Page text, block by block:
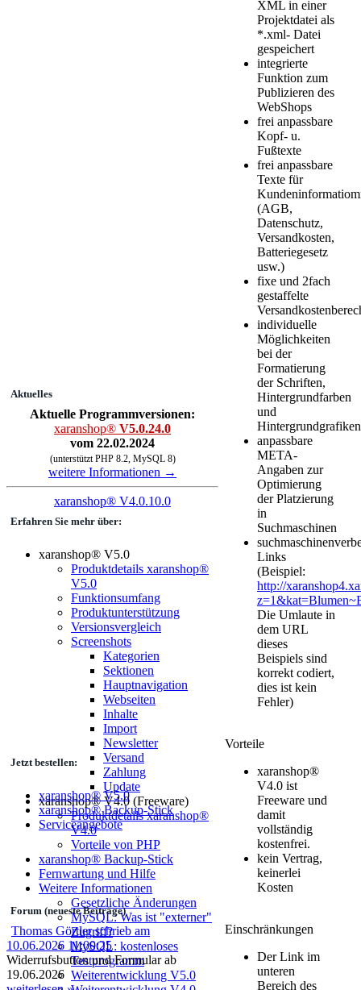
Aktuelles
Aktuelle Programmversionen:
xaranshop® V5.0.24.0
vom 22.02.2024
(unterstützt PHP 8.2, MySQL 8)
weitere Informationen →
xaranshop® V4.0.10.0
Erfahren Sie mehr über:
xaranshop® V5.0
Produktdetails xaranshop®
V5.0
Funktionsumfang
Produktunterstützung
Versionsvergleich
Screenshots
Kategorien
Sektionen
Hauptnavigation
Webseiten
Inhalte
Import
Newsletter
Versand
Zahlung
Update
xaranshop® V4.0 (Freeware)
Produktdetails xaranshop®
V4.0
Vorteile von PHP
xaranshop® Backup-Stick
Fernwartung und Hilfe
Weitere Informationen
Gesetzliche Änderungen
MySQL: Was ist "externer"
Zugriff?
MySQL: kostenloses
Testprogramm
Weiterentwicklung V5.0
Jetzt bestellen:
xaranshop® V5.0
xaranshop® Backup-Stick
Serviceangebote
Forum (neueste Beiträge)
Thomas Görtler schrieb am
10.06.2026 11:00:25
Widerrufsbutton und Formular ab
19.06.2026
XML in einer
Projektdatei als
*.xml- Datei
gespeichert
integrierte
Funktion zum
Publizieren des
WebShops
frei anpassbare
Kopf- u.
Fußtexte
frei anpassbare
Texte für
(AGB,
Datenschutz,
Versandkosten,
Batteriegesetz
usw.)
fixe und 2fach
gestaffelte
individuelle
Möglichkeiten
bei der
Formatierung
der Schriften,
Hintergrundfarben
und
Hintergrundgrafiken
anpassbare
META-
Angaben zur
Optimierung
der Platzierung
in
Suchmaschinen
Links
(Beispiel:
http://
Die Umlaute in
dem URL
dieses
Beispiels sind
korrekt codiert,
dies ist kein
Fehler)
Vorteile
xaranshop®
V4.0 ist
Freeware und
damit
vollständig
kostenfrei.
kein Vertrag,
keinerlei
Kosten
Einschränkungen
Der Link im
unteren
Bereich des